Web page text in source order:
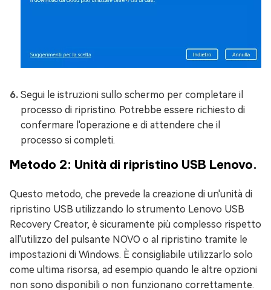
Segui le istruzioni sullo schermo per completare il
processo di ripristino. Potrebbe essere richiesto di
confermare l'operazione e di attendere che il
processo si completi.
Metodo 2: Unità di ripristino USB Lenovo.
Questo metodo, che prevede la creazione di un'unità di
ripristino USB utilizzando lo strumento Lenovo USB
Recovery Creator, è sicuramente più complesso rispetto
all'utilizzo del pulsante NOVO o al ripristino tramite le
impostazioni di Windows. È consigliabile utilizzarlo solo
come ultima risorsa, ad esempio quando le altre opzioni
non sono disponibili o non funzionano correttamente.